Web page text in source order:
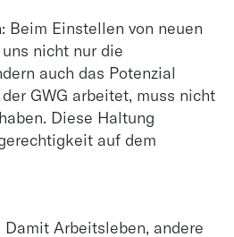
Beim Einstellen von neuen
nicht nur die
auch das Potenzial
GWG arbeitet, muss nicht
Diese Haltung
auf dem
Damit Arbeitsleben, andere